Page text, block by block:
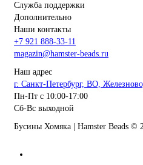
Служба поддержки
Дополнительно
Наши контакты
+7 921 888-33-11
magazin@hamster-beads.ru
Наш адрес
г. Санкт-Петербург, ВО,
Пн-Пт с 10:00-17:00
Сб-Вс выходной
Бусины Хомяка | Hamster Beads ©